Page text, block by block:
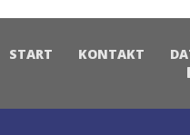
START KONTAKT